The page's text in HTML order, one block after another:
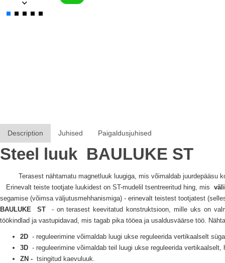
Description Juhised Paigaldusjuhised
Steel luuk BAULUKE ST
Terasest nähtamatu magnetluuk luugiga, mis võimaldab juurdepääsu
Erinevalt teiste tootjate luukidest on ST-mudelil tsentreeritud hing, mis
segamise (võimsa väljutusmehhanismiga) - erinevalt teistest tootjatest
BAULUKE
ST- on terasest keevitatud konstruktsioon, mille uks on
töökindlad ja vastupidavad, mis tagab pika tööea ja usaldusväärse töö.
2D - reguleerimine võimaldab luugi ukse reguleerida vertikaalselt
3D - reguleerimine võimaldab teil luugi ukse reguleerida
ZN - tsingitud kaevuluuk.